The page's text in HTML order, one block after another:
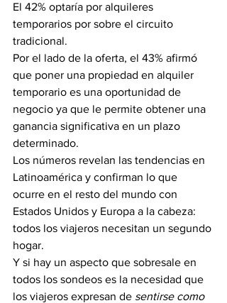
El 42% optaría por alquileres
temporarios por sobre el circuito
tradicional.
Por el lado de la oferta, el 43% afirmó
que poner una propiedad en alquiler
temporario es una oportunidad de
negocio ya que le permite obtener una
ganancia significativa en un plazo
determinado.
Los números revelan las tendencias en
Latinoamérica y confirman lo que
ocurre en el resto del mundo con
Estados Unidos y Europa a la cabeza:
todos los viajeros necesitan un segundo
hogar.
Y si hay un aspecto que sobresale en
todos los sondeos es la necesidad que
los viajeros expresan de sentirse como